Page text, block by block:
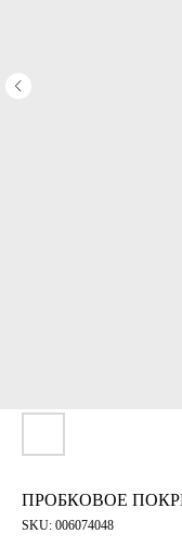
ПРОБКОВОЕ
SKU: 006074048